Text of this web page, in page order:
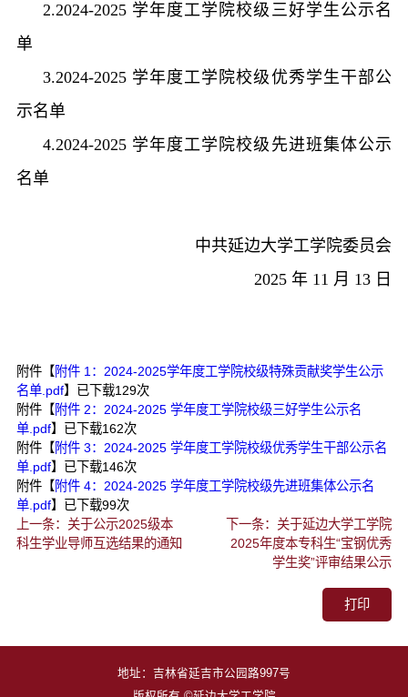
2.2024-2025 学年度工学院校级三好学生公示名
单
3.2024-2025 学年度工学院校级优秀学生干部公
示名单
4.2024-2025 学年度工学院校级先进班集体公示
名单
中共延边大学工学院委员会
2025 年 11 月 13 日
附件【附件 1：2024-2025学年度工学院校级特殊贡献奖学生公示
名单.pdf】已下载129次
附件【附件 2：2024-2025 学年度工学院校级三好学生公示名
单.pdf】已下载162次
附件【附件 3：2024-2025 学年度工学院校级优秀学生干部公示名
单.pdf】已下载146次
附件【附件 4：2024-2025 学年度工学院校级先进班集体公示名
单.pdf】已下载99次
上一条：关于公示2025级本
科生学业导师互选结果的通知
下一条：关于延边大学工学院
2025年度本专科生“宝钢优秀
学生奖”评审结果公示
打印
地址：吉林省延吉市公园路997号